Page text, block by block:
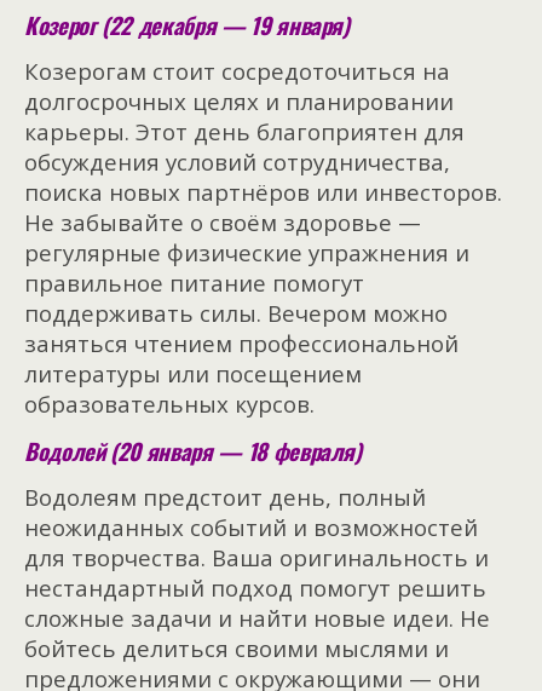
Козерог (22 декабря — 19 января)
Козерогам стоит сосредоточиться на
долгосрочных целях и планировании
карьеры. Этот день благоприятен для
обсуждения условий сотрудничества,
поиска новых партнёров или инвесторов.
Не забывайте о своём здоровье —
регулярные физические упражнения и
правильное питание помогут
поддерживать силы. Вечером можно
заняться чтением профессиональной
литературы или посещением
образовательных курсов.
Водолей (20 января — 18 февраля)
Водолеям предстоит день, полный
неожиданных событий и возможностей
для творчества. Ваша оригинальность и
нестандартный подход помогут решить
сложные задачи и найти новые идеи. Не
бойтесь делиться своими мыслями и
предложениями с окружающими — они